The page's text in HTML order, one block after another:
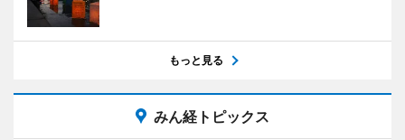
もっと見る
みん経トピックス